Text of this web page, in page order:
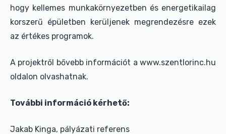
hogy kellemes munkakörnyezetben és energetikailag
korszerű épületben kerüljenek megrendezésre ezek
az értékes programok.
A projektről bővebb információt a www.szentlorinc.hu
oldalon olvashatnak.
További információ kérhető:
Jakab Kinga, pályázati referens